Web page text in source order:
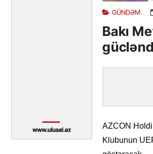
GÜNDƏM
Bakı
AZCON
Klubunun